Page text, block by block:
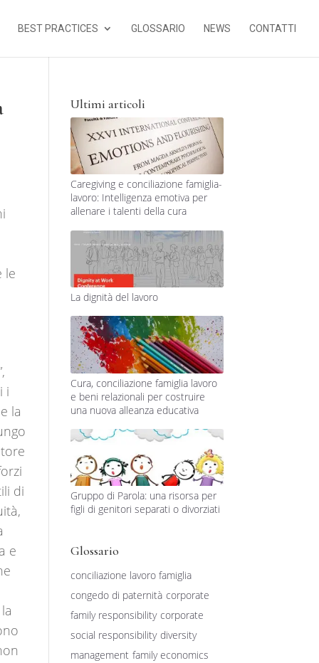
BEST PRACTICES GLOSSARIO NEWS CONTATTI
le
i
la
di
e
Ultimi articoli
Caregiving e conciliazione famiglia-
lavoro: Intelligenza emotiva per
allenare i talenti della cura
La dignità del lavoro
Cura, conciliazione famiglia lavoro
e beni relazionali per costruire
una nuova alleanza educativa
Gruppo di Parola: una risorsa per
figli di genitori separati o divorziati
Glossario
conciliazione lavoro famiglia
congedo di paternità corporate
family responsibility corporate
social responsibility diversity
management family economics